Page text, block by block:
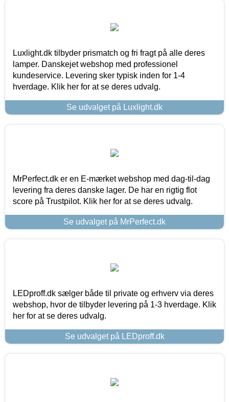
Luxlight.dk tilbyder prismatch og fri fragt på alle deres
lamper. Danskejet webshop med professionel
kundeservice. Levering sker typisk inden for 1-4
hverdage. Klik her for at se deres udvalg.
Se udvalget på Luxlight.dk
MrPerfect.dk er en E-mærket webshop med dag-til-dag
levering fra deres danske lager. De har en rigtig flot
score på Trustpilot. Klik her for at se deres udvalg.
Se udvalget på MrPerfect.dk
LEDproff.dk sælger både til private og erhverv via deres
webshop, hvor de tilbyder levering på 1-3 hverdage. Klik
her for at se deres udvalg.
Se udvalget på LEDproff.dk